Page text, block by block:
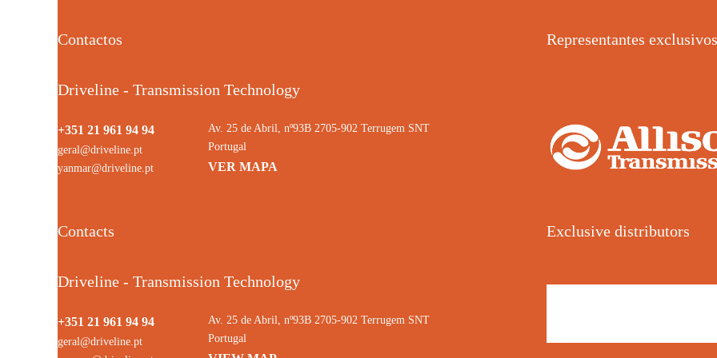
Contactos
Driveline - Transmission Technology
+351 21 961 94 94
geral@driveline.pt
yanmar@driveline.pt
Av. 25 de Abril, nº93B 2705-902 Terrugem SNT
Portugal
VER MAPA
Representantes exclusivos
Contacts
Driveline - Transmission Technology
+351 21 961 94 94
geral@driveline.pt
Av. 25 de Abril, nº93B 2705-902 Terrugem SNT
Portugal
Exclusive distributors